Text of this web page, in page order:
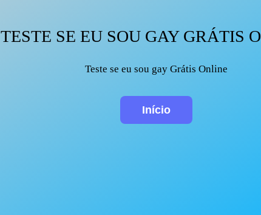
TESTE SE EU SOU GAY GRÁTIS
Teste se eu sou gay Grátis Online